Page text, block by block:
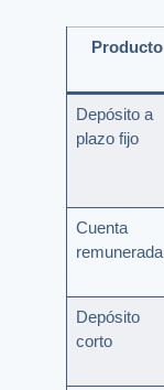
Producto
Depósito a
plazo fijo
Cuenta
remunerada
Depósito
corto